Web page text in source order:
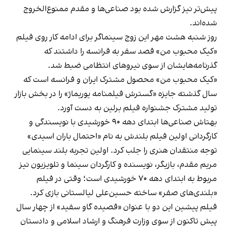
پیش‌تر نیز گزارش شده بود صناعی‌ها و مقدم ممنوع‌الخروج
شده‌اند.
روز شنبه هشت مهر این زوج سینماگر برای ادامه کار روی فیلم
«کیک محبوب من» قصد سفر به فرانسه را داشتند که
گذرنامه‌هایشان از سوی نیروهای انتظامی ضبط شد.
«کیک محبوب من» محصول مشترک ایران و فرانسه است که
سال گذشته جایزه «گسترش فیلمنامه یوریماژ» را در بخش بازار
تولید مشترک جشنواره فیلم برلین به دست آورد.
بهتاش صناعی‌ها ابتدای دهه ۹۰ خورشیدی با نویسندگی و
کارگردانی اولین فیلم‌ بلندش به نام «احتمال باران اسیدی»
توجه منتقدان هنری را جلب کرد. اولین تجربه بلند سینمایی
مریم مقدم، بازیگر، نویسنده و کارگردان سینما و تلویزیون نیز
مربوط به ابتدای دهه ۷۰ خورشیدی است؛ وقتی در فیلم
«بلندی‌های صفر» ساخته حسین‌علی لیالستانی بازی کرد.
فیلم پیشین این دو با عنوان «قصیده گاو سفید» از چهار سال
پیش تاکنون از سوی وزارت فرهنگ و ارشاد اسلامی و دادستان